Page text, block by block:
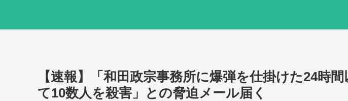
【速報】「和田政宗事務所に爆弾を仕掛けた24時
て10数人を殺害」との脅迫メール届く